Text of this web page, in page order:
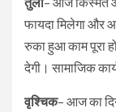
फायदा मिलेगा और
रुका हुआ काम पूरा
देगी। सामाजिक
वृश्चिक– आज का